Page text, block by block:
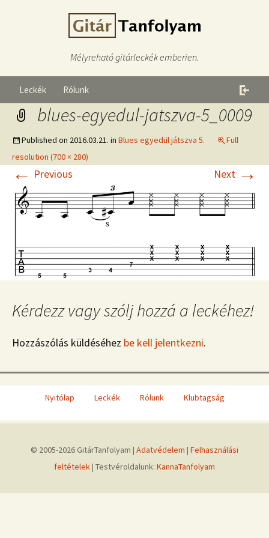
Mélyreható gitárleckék emberien.
Leckék Rólunk
blues-egyedul-jatszva-5_0009
Published on 2016.03.21. in Blues egyedül játszva 5.
Full
resolution (700 × 280)
← Previous Next →
Kérdezz vagy szólj hozzá a leckéhez!
Hozzászólás küldéséhez be kell jelentkezni.
Nyitólap Leckék Rólunk Klubtagság
© 2005-2026 GitárTanfolyam | Adatvédelem | Felhasználási
feltételek| Testvéroldalunk: KannaTanfolyam